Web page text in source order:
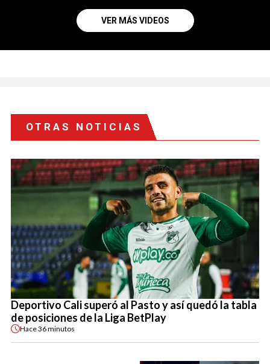
VER MÁS VIDEOS
OTRAS NOTICIAS
Deportivo Cali superó al Pasto y así quedó la tabla
de posiciones de la Liga BetPlay
Hace36 minutos